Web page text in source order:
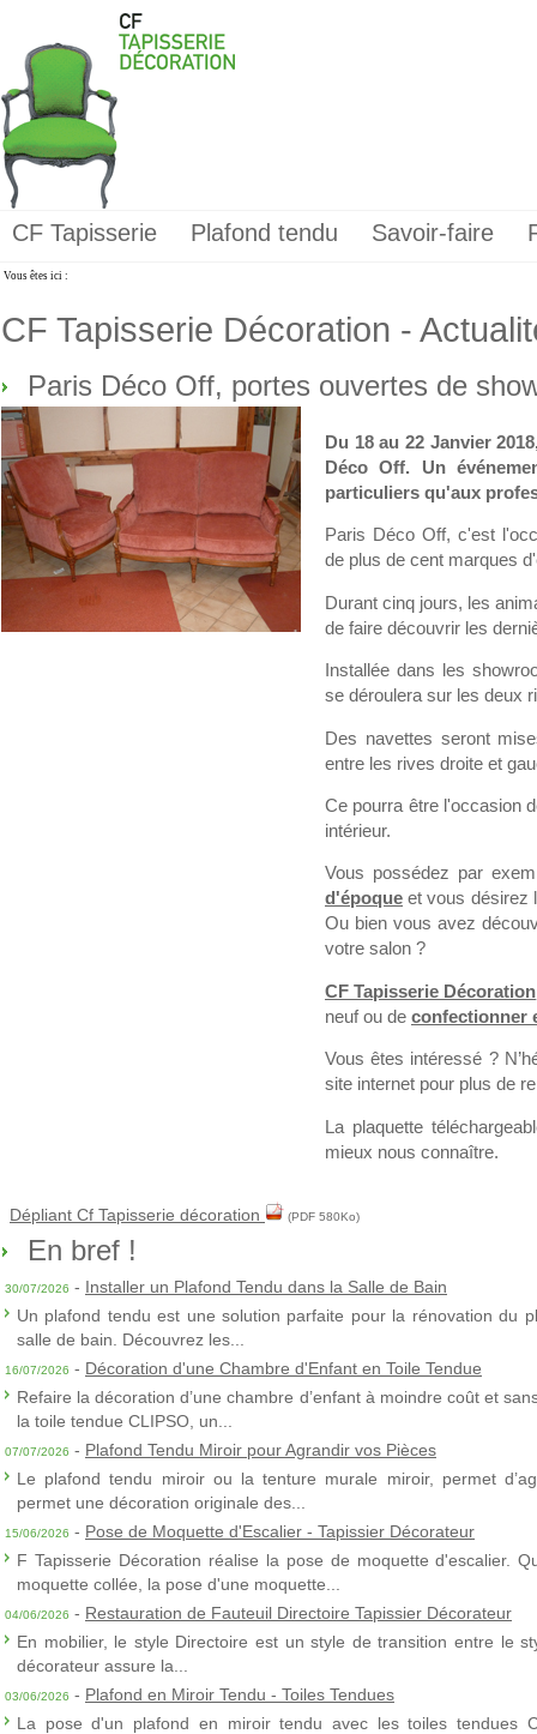
CF Tapisserie Plafond tendu Savoir-faire
Vous êtes ici :
CF Tapisserie Décoration -
Paris Déco Off, portes ouvertes de
Du 18 au 22 Janvier
Déco Off. Un
particuliers qu'aux
Paris Déco Off, c'est
de plus de cent marques
Durant cinq jours, les
de faire découvrir les
Installée dans les
se déroulera sur les deux
Des navettes seront
entre les rives droite et
Ce pourra être l'occasion
intérieur.
Vous possédez par
d'époque et vous désirez
Ou bien vous avez
votre salon ?
CF Tapisserie Décoration
neuf ou de confectionner
Vous êtes intéressé ?
site internet pour plus de
La plaquette
mieux nous connaître.
Dépliant Cf Tapisserie décoration (PDF 580Ko)
En bref !
30/07/2026 - Installer un Plafond Tendu dans la Salle de Bain
Un plafond tendu est une solution parfaite pour la rénovation du
salle de bain. Découvrez les...
16/07/2026 - Décoration d'une Chambre d'Enfant en Toile Tendue
Refaire la décoration d’une chambre d’enfant à moindre coût et
la toile tendue CLIPSO, un...
07/07/2026 - Plafond Tendu Miroir pour Agrandir vos Pièces
Le plafond tendu miroir ou la tenture murale miroir, permet
permet une décoration originale des...
15/06/2026 - Pose de Moquette d'Escalier - Tapissier Décorateur
F Tapisserie Décoration réalise la pose de moquette d'escalier.
moquette collée, la pose d'une moquette...
04/06/2026 - Restauration de Fauteuil Directoire Tapissier Décorateur
En mobilier, le style Directoire est un style de transition entre le
décorateur assure la...
03/06/2026 - Plafond en Miroir Tendu - Toiles Tendues
La pose d'un plafond en miroir tendu avec les toiles tendues